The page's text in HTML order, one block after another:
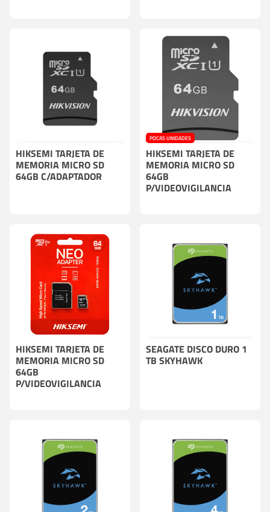
COMPRA CON CÁMARA O GRABADOR
HIKSEMI TARJETA DE
MEMORIA MICRO SD
64GB C/ADAPTADOR
POCAS UNIDADES
COMPRA CON CÁMARA O GRABADOR
HIKSEMI TARJETA DE
MEMORIA MICRO SD
64GB
P/VIDEOVIGILANCIA
HIKSEMI TARJETA DE
MEMORIA MICRO SD
64GB
P/VIDEOVIGILANCIA
COMPRA CON CÁMARA O GRABADOR
SEAGATE DISCO DURO 1
TB SKYHAWK